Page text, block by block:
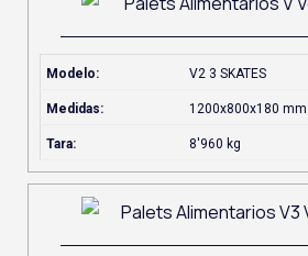
Modelo: V2 3 SKATES
Medidas: 1200x800x180 mm
Tara: 8'960 kg